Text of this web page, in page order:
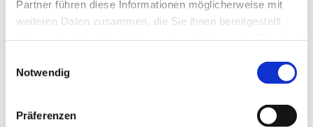
Partner führen diese Informationen möglicherweise mit
weiteren Daten zusammen, die Sie ihnen bereitgestellt
Notwendig
Präferenzen